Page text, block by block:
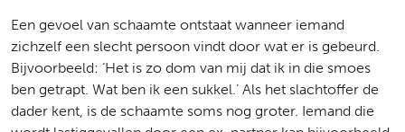
Een gevoel van schaamte ontstaat wanneer iemand
zichzelf een slecht persoon vindt door wat er is gebeurd.
Bijvoorbeeld: ‘Het is zo dom van mij dat ik in die smoes
ben getrapt. Wat ben ik een sukkel.’ Als het slachtoffer de
dader kent, is de schaamte soms nog groter. Iemand die